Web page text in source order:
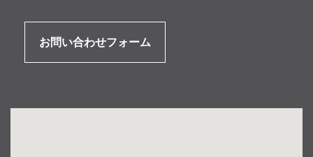
お問い合わせフォーム